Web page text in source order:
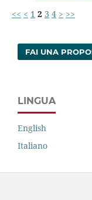
<< < 1 2 3 4 > >>
FAI UNA
LINGUA
English
Italiano